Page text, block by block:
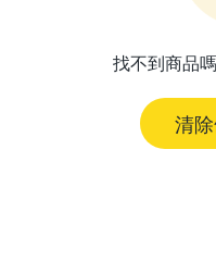
找不到商品
清